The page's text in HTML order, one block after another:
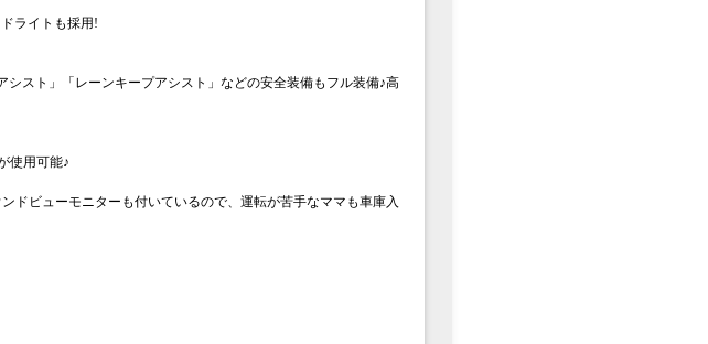
ライトも採用!
シスト」「レーンキープアシスト」などの安全装備もフル装備♪高
使用可能♪
ドビューモニターも付いているので、運転が苦手なママも車庫入